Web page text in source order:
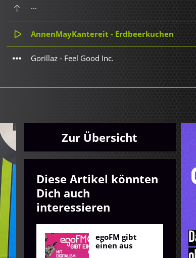
...
AnnenMayKantereit - Erdbeerkuchen
Gorillaz - Feel Good Inc.
Zur Übersicht
Diese Artikel könnten
Dich auch
interessieren
egoFM gibt
einen aus